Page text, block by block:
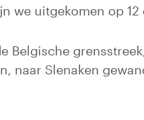
we uitgekomen op 12
naar Slenaken